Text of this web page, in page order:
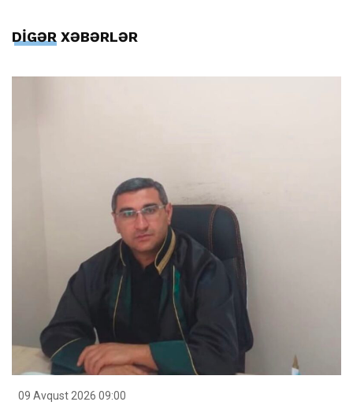
DİGƏR XƏBƏRLƏR
09 Avqust 2026 09:00